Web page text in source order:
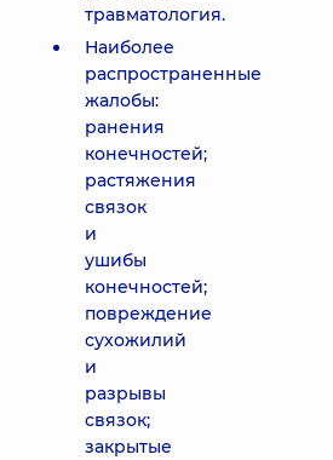
травматология.
Наиболее
распространенные
жалобы:
ранения
конечностей;
растяжения
связок
и
ушибы
конечностей;
повреждение
сухожилий
и
разрывы
связок;
закрытые